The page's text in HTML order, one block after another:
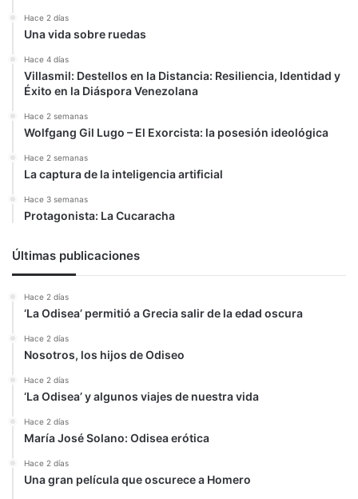
Hace 2 días
Una vida sobre ruedas
Hace 4 días
Villasmil: Destellos en la Distancia: Resiliencia, Identidad y
Éxito en la Diáspora Venezolana
Hace 2 semanas
Wolfgang Gil Lugo – El Exorcista: la posesión ideológica
Hace 2 semanas
La captura de la inteligencia artificial
Hace 3 semanas
Protagonista: La Cucaracha
Últimas publicaciones
Hace 2 días
‘La Odisea’ permitió a Grecia salir de la edad oscura
Hace 2 días
Nosotros, los hijos de Odiseo
Hace 2 días
‘La Odisea’ y algunos viajes de nuestra vida
Hace 2 días
María José Solano: Odisea erótica
Hace 2 días
Una gran película que oscurece a Homero